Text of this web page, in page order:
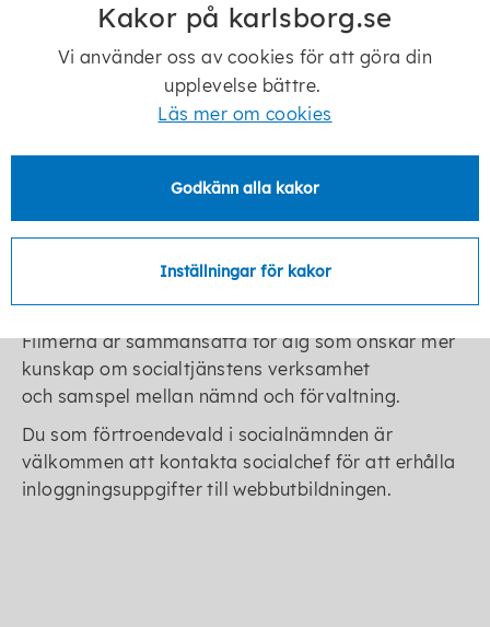
Socialnämnden
Socialnämnden har köpt in webbutbildning med
utbildningspaket från Sveriges kommuner och
"För politiker i socialnämnd: Vad är
socialtjänst?"
Detta utbildningspaket till socialnämnder består
av ett antal filmer om socialtjänstensuppdrag,
socialtjänstens målgrupper och kortare
introduktioner till olika områden.
Filmerna är sammansatta för dig som önskar mer
kunskap om socialtjänstens verksamhet
och samspel mellan nämnd och förvaltning.
Du som förtroendevald i socialnämnden är
välkommen att kontakta socialchef för att erhålla
inloggningsuppgifter till webbutbildningen.
Kakor på karlsborg.se
Vi använder oss av cookies för att göra din
upplevelse bättre.
Läs mer om cookies
Godkänn alla kakor
Inställningar för kakor